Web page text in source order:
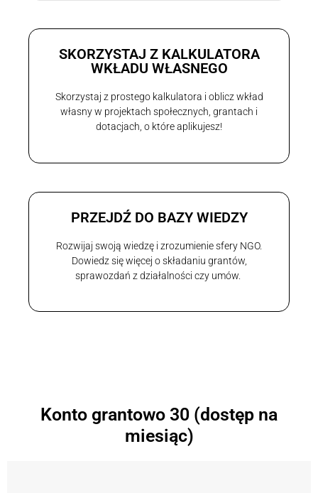
SKORZYSTAJ Z KALKULATORA
WKŁADU WŁASNEGO
Skorzystaj z prostego kalkulatora i oblicz wkład
własny w projektach społecznych, grantach i
dotacjach, o które aplikujesz!
PRZEJDŹ DO BAZY WIEDZY
Rozwijaj swoją wiedzę i zrozumienie sfery NGO.
Dowiedz się więcej o składaniu grantów,
sprawozdań z działalności czy umów.
Konto grantowo 30 (dostęp na
miesiąc)